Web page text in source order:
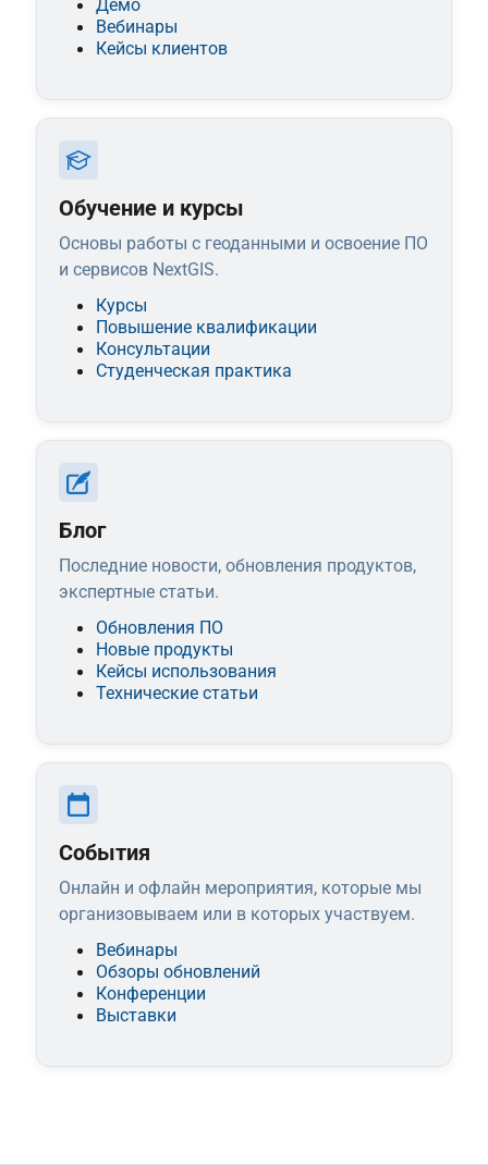
Демо
Вебинары
Кейсы клиентов
Обучение и курсы
Основы работы с геоданными и освоение ПО
и сервисов NextGIS.
Курсы
Повышение квалификации
Консультации
Студенческая практика
Блог
Последние новости, обновления продуктов,
экспертные статьи.
Обновления ПО
Новые продукты
Кейсы использования
Технические статьи
События
Онлайн и офлайн мероприятия, которые мы
организовываем или в которых участвуем.
Вебинары
Обзоры обновлений
Конференции
Выставки